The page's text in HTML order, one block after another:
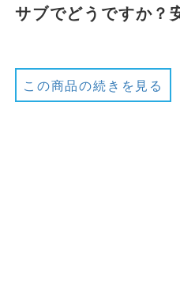
サブでどうですか？
この商品の続きを見る